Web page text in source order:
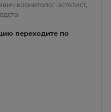
косметолог-эстетист,
переходите по